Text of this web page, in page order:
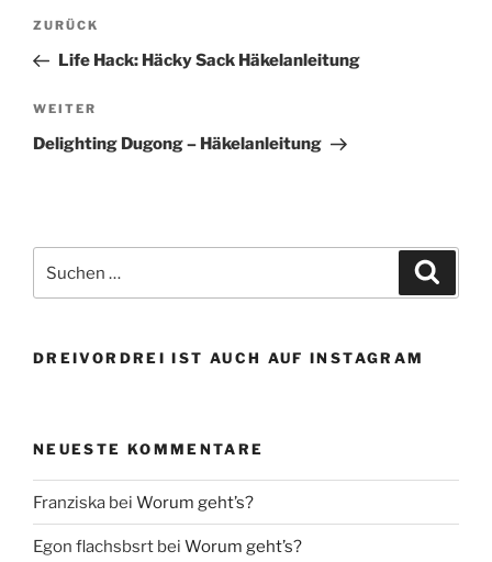
Beitrags-
Vorheriger
Beitrag
ZURÜCK
Life Hack: Häcky Sack Häkelanleitung
Nächster
Beitrag
WEITER
Delighting Dugong – Häkelanleitung
DREIVORDREI IST AUCH AUF INSTAGRAM
NEUESTE KOMMENTARE
Franziska bei Worum geht’s?
Egon flachsbsrt bei Worum geht’s?